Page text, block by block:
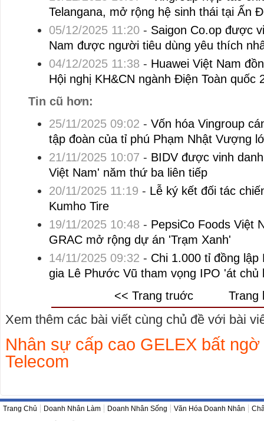
Telangana, mở rộng hệ sinh thái tại Ấn
05/12/2025 11:20- Saigon Co.op được
Nam được người tiêu dùng yêu thích
04/12/2025 11:38 - Huawei Việt Nam
Hội nghị KH&CN ngành Điện Toàn quốc
Tin cũ hơn:
25/11/2025 09:02 - Vốn hóa Vingroup
tập đoàn của tỉ phú Phạm Nhật Vượng
21/11/2025 10:07 - BIDV được vinh
Việt Nam' năm thứ ba liên tiếp
20/11/2025 11:19 - Lễ ký kết đối tác
Kumho Tire
19/11/2025 10:48 - PepsiCo Foods Việt
GRAC mở rộng dự án 'Trạm Xanh'
14/11/2025 09:32 - Chi 1.000 tỉ đồng lập
gia Lê Phước Vũ tham vọng IPO 'át chủ
<< Trang truớc
Trang
Xem thêm các bài viết cùng chủ đề với bài
Nhân sự cấp cao GELEX bất
Telecom
Trang Chủ Doanh Nhân Làm Doanh Nhân Sống Văn Hóa Doanh Nhân